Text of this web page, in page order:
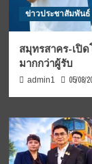
ข่าวประชาสัมพันธ์
สมุทรสาคร-เปิ
มากกว่าผู้รับ
admin1 05/08/